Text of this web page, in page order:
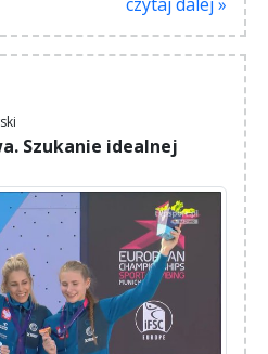
Szukanie idealnej